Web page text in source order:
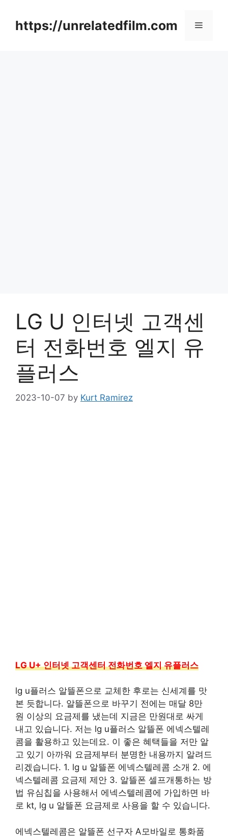
contenthttps://unrelatedfilm.com Menu
LG U 인터넷 고객센
터 전화번호 엘지 유
플러스
2023-10-07 by Kurt Ramirez
LG U+ 인터넷 고객센터 전화번호 엘지 유플러스
lg u플러스 알뜰폰으로 교체한 후로는 신세계를 맛
본 듯합니다. 알뜰폰으로 바꾸기 전에는 매달 8만
원 이상의 요금제를 냈는데 지금은 만원대로 싸게
내고 있습니다. 저는 lg u플러스 알뜰폰 에넥스텔레
콤을 활용하고 있는데요. 이 좋은 혜택들을 저만 알
고 있기 아까워 요금제부터 분명한 내용까지 알려드
리겠습니다. 1. lg u 알뜰폰 에넥스텔레콤 소개 2. 에
넥스텔레콤 요금제 제안 3. 알뜰폰 셀프개통하는 방
법 유심칩을 사용해서 에넥스텔레콤에 가입하면 바
로 kt, lg u 알뜰폰 요금제로 사용을 할 수 있습니다.
에넥스텔레콤은 알뜰폰 선구자 A모바일로 통화품